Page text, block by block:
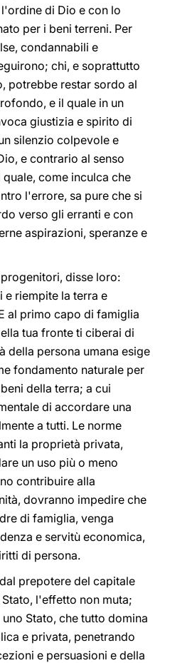
di Dio e con lo
per i beni terreni. Per
condannabili e
chi, e soprattutto
potrebbe restar sordo al
e il quale in un
giustizia e spirito di
silenzio colpevole e
e contrario al senso
come inculca che
l'errore, sa pure che si
verso gli erranti e con
aspirazioni, speranze e
disse loro:
e riempite la terra e
al primo capo di famiglia
tua fronte ti ciberai di
della persona umana esige
fondamento naturale per
della terra; a cui
di accordare una
a tutti. Le norme
la proprietà privata,
un uso più o meno
contribuire alla
dovranno impedire che
di famiglia, venga
e servitù economica,
di persona.
prepotere del capitale
l'effetto non muta;
Stato, che tutto domina
e privata, penetrando
e persuasioni e della